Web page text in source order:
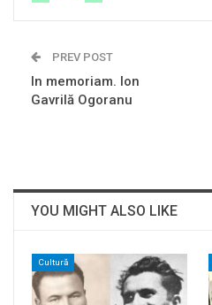
PREV POST
In memoriam. Ion
Gavrilă Ogoranu
YOU MIGHT ALSO LIKE
Cultură